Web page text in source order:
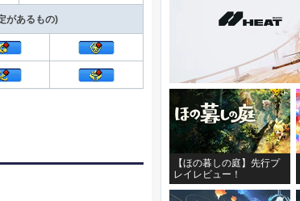
があるもの)
【ほの暮しの庭】先行プ
レイレビュー！